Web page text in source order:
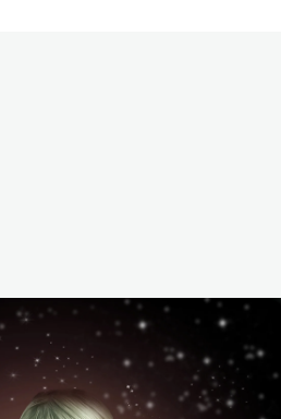
霊の世界では時間や形の概念がないといます。 それもまた不便なもんだと思います・・・ ※内容は普段配信…